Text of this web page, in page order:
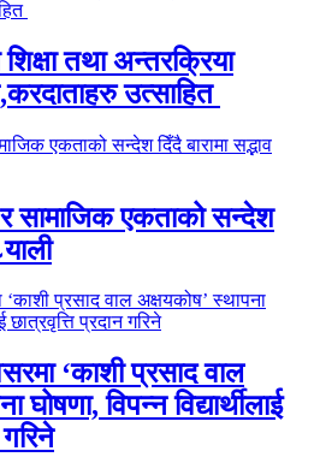
तथा अन्तरक्रिया
उत्साहित
र सामाजिक एकताको सन्देश
‘काशी प्रसाद वाल
घोषणा, विपन्न विद्यार्थीलाई